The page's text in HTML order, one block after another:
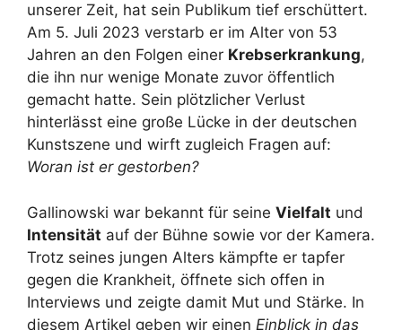
unserer Zeit, hat sein Publikum tief erschüttert.
Am 5. Juli 2023 verstarb er im Alter von 53
Jahren an den Folgen einer Krebserkrankung,
die ihn nur wenige Monate zuvor öffentlich
gemacht hatte. Sein plötzlicher Verlust
hinterlässt eine große Lücke in der deutschen
Kunstszene und wirft zugleich Fragen auf:
Woran ist er gestorben?
Gallinowski war bekannt für seine Vielfalt und
Intensität auf der Bühne sowie vor der Kamera.
Trotz seines jungen Alters kämpfte er tapfer
gegen die Krankheit, öffnete sich offen in
Interviews und zeigte damit Mut und Stärke. In
diesem Artikel geben wir einen Einblick in das